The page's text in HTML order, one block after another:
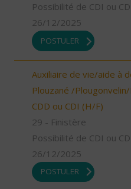
Possibilité de CDI ou
26/12/2025
POSTULER
Auxiliaire de vie/aide à
Plouzané /
CDD ou CDI (H/F)
29 - Finistère
Possibilité de CDI ou
26/12/2025
POSTULER